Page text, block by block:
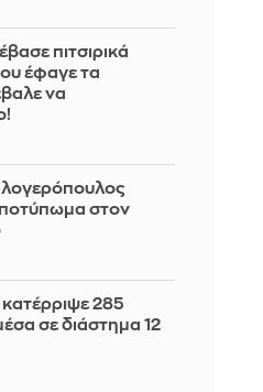
πιτσιρικά
έφαγε τα
να
στον
285
σε διάστημα 12